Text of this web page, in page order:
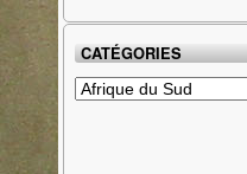
CATÉGORIES
Catégories